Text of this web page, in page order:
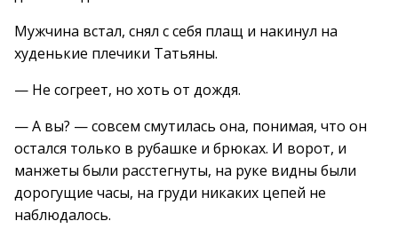
Мужчина встал, снял с себя плащ и накинул на
худенькие плечики Татьяны.
— Не согреет, но хоть от дождя.
— А вы? — совсем смутилась она, понимая, что он
остался только в рубашке и брюках. И ворот, и
манжеты были расстегнуты, на руке видны были
дорогущие часы, на груди никаких цепей не
наблюдалось.